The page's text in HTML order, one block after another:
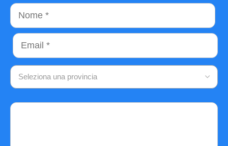
Nome
Email
Seleziona una provincia
Commento